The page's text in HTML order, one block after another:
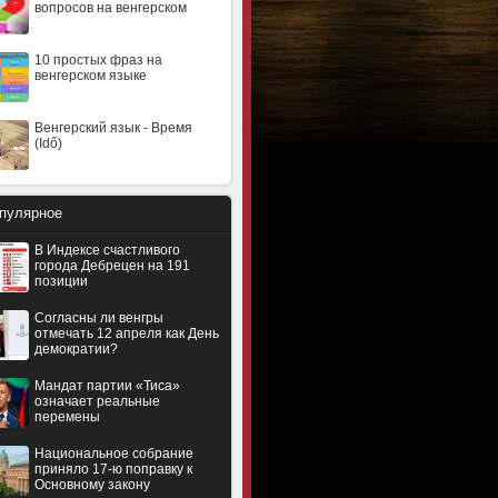
вопросов на венгерском
10 простых фраз на
венгерском языке
Венгерский язык - Время
(Idő)
В Индексе счастливого
города Дебрецен на 191
позиции
Согласны ли венгры
отмечать 12 апреля как День
демократии?
Мандат партии «Тиса»
означает реальные
перемены
Национальное собрание
приняло 17-ю поправку к
Основному закону